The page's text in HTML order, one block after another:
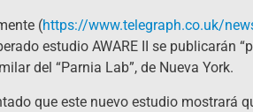
(https://www.telegraph.co.uk/
estudio AWARE II se publicarán
del “Parnia Lab”, de Nueva York.
que este nuevo estudio mostrará